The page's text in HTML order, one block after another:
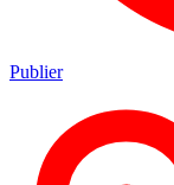
Publier